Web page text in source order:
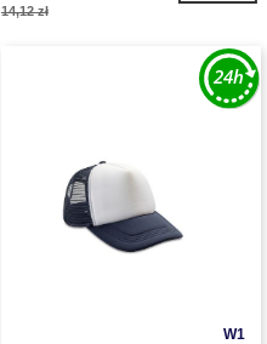
14,12 zł
W1